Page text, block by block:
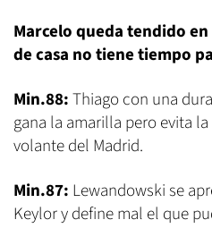
Marcelo queda tendido
de casa no tiene tiempo
Min.88:Thiago con una
gana la amarilla pero evita
volante del Madrid.
Min.87: Lewandowski se
Keylor y define mal el que